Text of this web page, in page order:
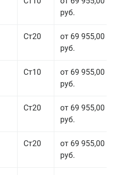
руб.
Ст20
от 69 955,00
руб.
Ст10
от 69 955,00
руб.
Ст20
от 69 955,00
руб.
Ст20
от 69 955,00
руб.